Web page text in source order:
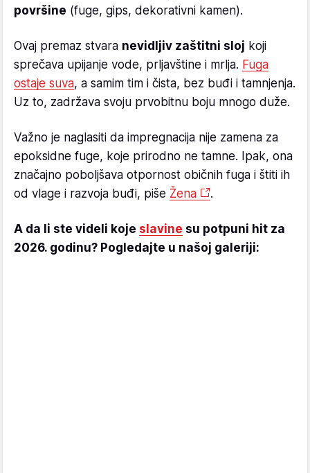
površine (fuge, gips, dekorativni kamen).
Ovaj premaz stvara nevidljiv zaštitni sloj koji
sprečava upijanje vode, prljavštine i mrlja. Fuga
ostaje suva, a samim tim i čista, bez buđi i tamnjenja.
Uz to, zadržava svoju prvobitnu boju mnogo duže.
Važno je naglasiti da impregnacija nije zamena za
epoksidne fuge, koje prirodno ne tamne. Ipak, ona
značajno poboljšava otpornost običnih fuga i štiti ih
od vlage i razvoja buđi, piše Žena .
A da li ste videli koje slavine su potpuni hit za
2026. godinu? Pogledajte u našoj galeriji: